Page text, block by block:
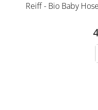
Reiff - Bio Baby